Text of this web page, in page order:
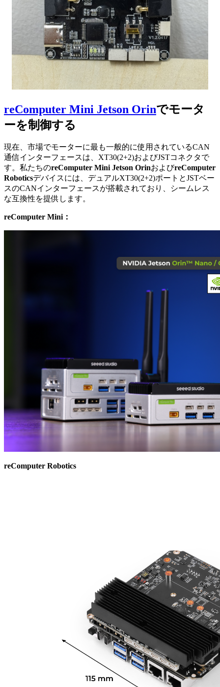
reComputer Mini Jetson Orinでモータ
ーを制御する
現在、市場でモーターに最も一般的に使用されているCAN
通信インターフェースは、XT30(2+2)およびJSTコネクタで
す。私たちのreComputer Mini Jetson OrinおよびreComputer
Roboticsデバイスには、デュアルXT30(2+2)ポートとJSTベー
スのCANインターフェースが搭載されており、シームレス
な互換性を提供します。
reComputer Mini：
reComputer Robotics